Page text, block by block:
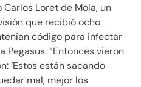
Loret de Mola, un
que recibió ocho
código para infectar
“Entonces vieron
‘Estos están sacando
mal, mejor los